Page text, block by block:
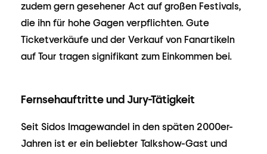
zudem gern gesehener Act auf großen Festivals,
die ihn für hohe Gagen verpflichten. Gute
Ticketverkäufe und der Verkauf von Fanartikeln
auf Tour tragen signifikant zum Einkommen bei.
Fernsehauftritte und Jury-Tätigkeit
Seit Sidos Imagewandel in den späten 2000er-
Jahren ist er ein beliebter Talkshow-Gast und